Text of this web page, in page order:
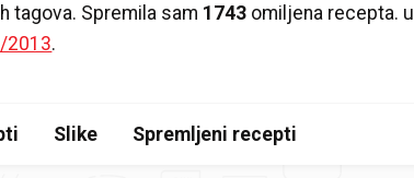
tagova. Spremila sam 1743 omiljena recepta. u
2013.
Slike Spremljeni recepti